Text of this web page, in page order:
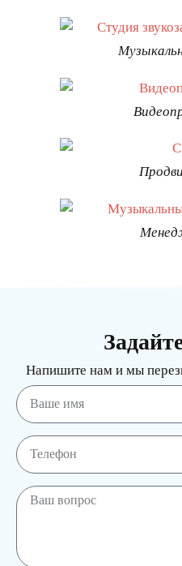
Напишите нам и мы